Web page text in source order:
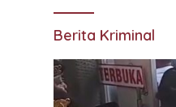
Berita Kriminal